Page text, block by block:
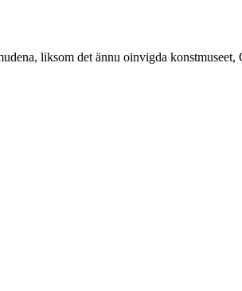
liksom det ännu oinvigda konstmuseet,